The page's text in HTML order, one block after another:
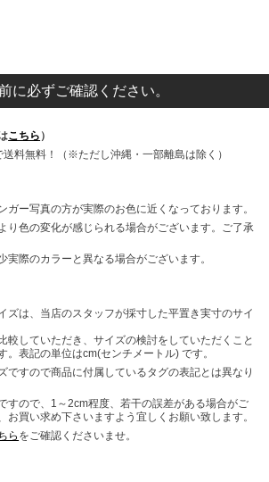
に必ずご確認ください。
こちら ）
料無料！（※ただし沖縄・一部離島は除く）
ガー写真の方が実際のお色に近くなっております。
り色の変化が感じられる場合がございます。ご了承
実際のカラーと異なる場合がございます。
ズは、当店のスタッフが採寸した平置き実寸のサイ
較していただき、サイズの検討をしていただくこと
。表記の単位はcm(センチメートル) です。
ですので商品に付属しているタグの表記とは異なり
すので、1～2cm程度、若干の誤差がある場合がご
お買い求め下さいますよう宜しくお願い致します。
ら をご確認くださいませ。